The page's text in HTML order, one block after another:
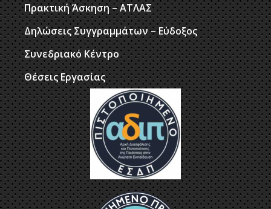
Πρακτική Άσκηση – ΑΤΛΑΣ
Δηλώσεις Συγγραμμάτων – Εύδοξος
Συνεδριακό Κέντρο
Θέσεις Εργασίας